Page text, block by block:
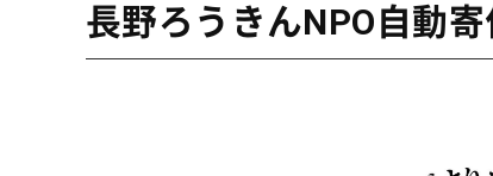
長野ろうきんNPO自動